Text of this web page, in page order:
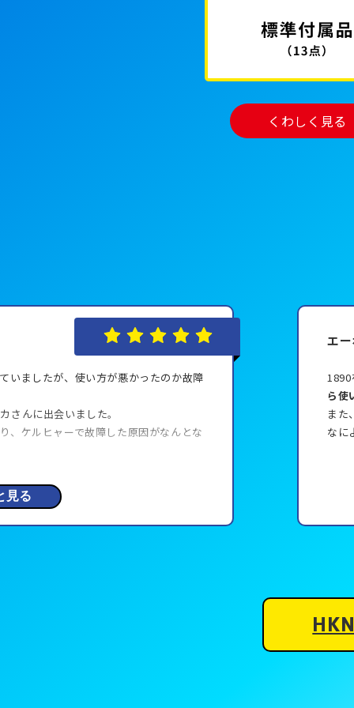
くわしく見る
いましたが、使い方が悪かったのか故障
さんに出会いました。
、ケルヒャーで故障した原因がなんとな
のいく製品に巡り会えたような気がし
見る
エ
1890
ら使
また
なに